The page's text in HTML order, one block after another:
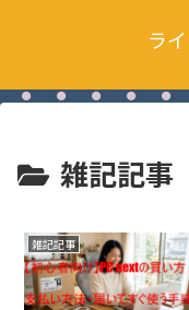
ラ
雑記記事
雑記記事